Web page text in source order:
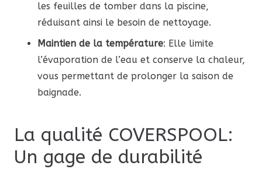
les feuilles de tomber dans la piscine,
réduisant ainsi le besoin de nettoyage.
Maintien de la température: Elle limite
l’évaporation de l’eau et conserve la chaleur,
vous permettant de prolonger la saison de
baignade.
La qualité COVERSPOOL:
Un gage de durabilité